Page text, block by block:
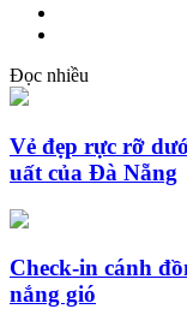
Đọc nhiều
Vẻ đẹp rực rỡ
uất của Đà Nẵng
Check-in cánh
nắng gió